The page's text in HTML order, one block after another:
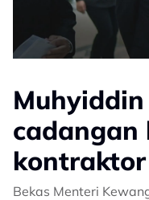
cadangan
Bekas Menteri